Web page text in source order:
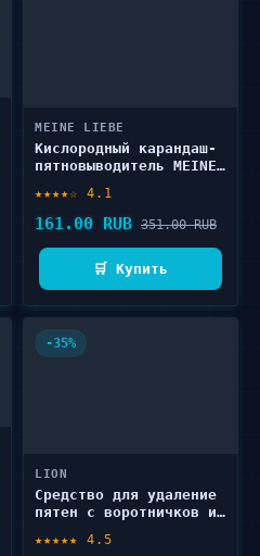
MEINE LIEBE
Кислородный карандаш-
пятновыводитель MEINE
г
★★★★☆ 4.1
161.00 RUB 351.00 RUB
🛒 Купить
-35%
LION
Средство для удаление
пятен с воротничков и
мл
★★★★★ 4.5